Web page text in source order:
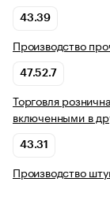
43.39
Производство
47.52.7
Торговля
включенными в
43.31
Производство